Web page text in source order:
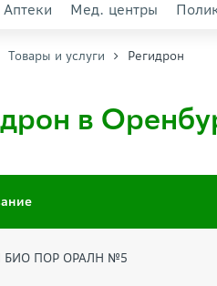
Аптеки Мед. центры
Товары и услуги Регидрон
в
БИО ПОР ОРАЛН №5